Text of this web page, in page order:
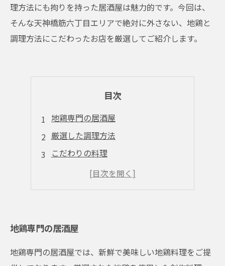
理方法にも拘りを持った居酒屋は魅力的です。今回は、
そんな天神橋筋六丁目エリアで絶対に外さない、地鶏と
調理方法にこだわったお店を厳選してご紹介します。
目次
地鶏専門の居酒屋
厳選した調理方法
こだわりの料理
旬の食材を使用
リーズナブルな価格帯
地鶏専門の居酒屋
地鶏専門の居酒屋では、新鮮で美味しい地鶏料理をご提